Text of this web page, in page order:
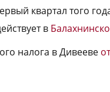
квартал того
в
налога в Дивееве